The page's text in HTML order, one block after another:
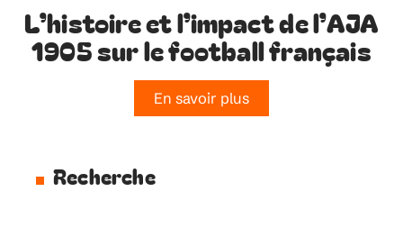
L’histoire et l’impact de l’AJA
1905 sur le football français
En savoir plus
Recherche